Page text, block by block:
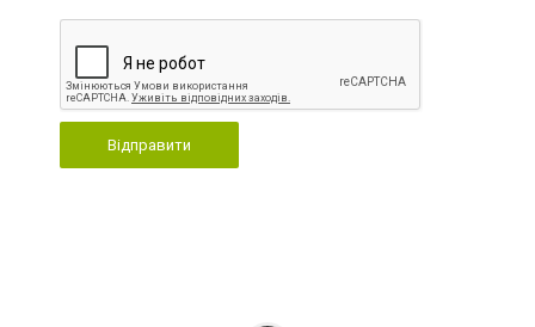
Відправити